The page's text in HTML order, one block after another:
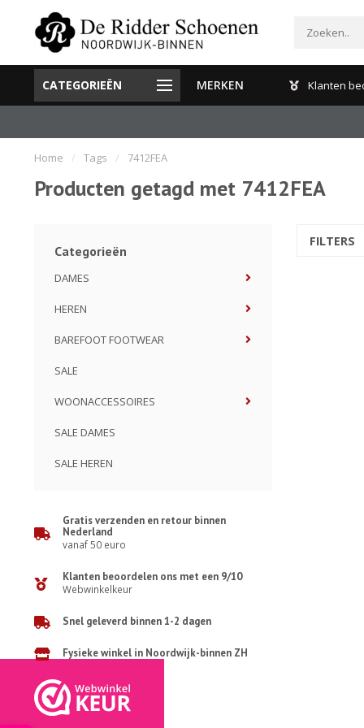
CATEGORIEËN MERKEN
Gratis verzenden en retour binnen Nederland Klanten
Home / Tags / 7412FEA
Producten getagd met 7412FEA
Categorieën
DAMES
HEREN
BAREFOOT FOOTWEAR
SALE
WOONACCESSOIRES
SALE DAMES
SALE HEREN
Gratis verzenden en retour binnen
Nederland
vanaf 50 euro
Klanten beoordelen ons met een 9/10
Webwinkelkeur
Snel geleverd binnen 1-2 dagen
Fysieke winkel in Noordwijk-binnen ZH
FILTERS